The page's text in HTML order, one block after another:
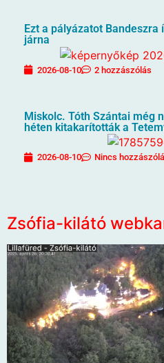
Ezt a pályázatot
járna
2026-08-10 2 hozzászólás
Miskolc. Tóth Szántai még
héten kitakarították a
2026-08-10 Nincs
Zsófia-kilátó